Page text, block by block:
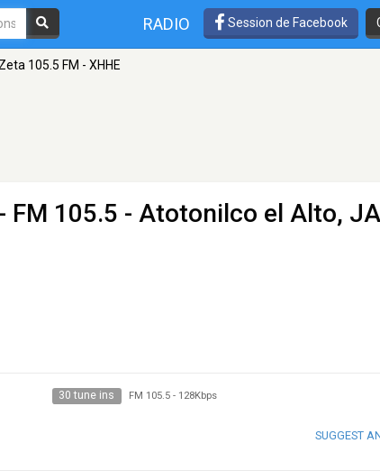
RADIO Session de Facebook
105.5 FM - XHHE
- FM 105.5 - Atotonilco el Alto, JA
30 tune ins FM 105.5- 128Kbps
SUGGEST